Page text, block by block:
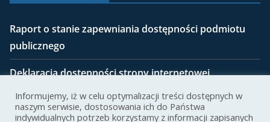
Raport o stanie zapewniania dostępności podmiotu
publicznego
Deklaracja dostępności strony internetowej
zsms.zabrze.pl
RODO
Informujemy, iż w celu optymalizacji treści dostępnych w
naszym serwisie, dostosowania ich do Państwa
indywidualnych potrzeb korzystamy z informacji zapisanych